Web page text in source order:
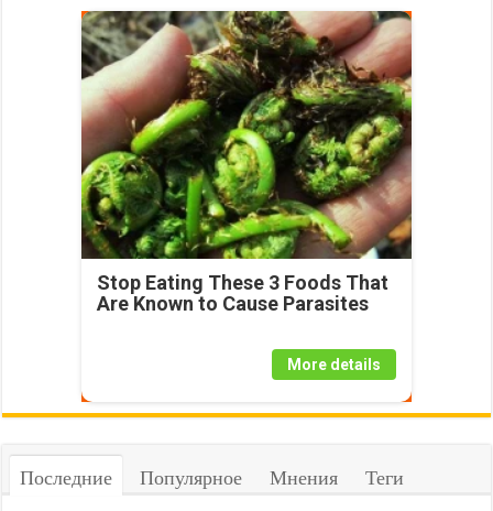
Stop Eating These 3 Foods That
Are Known to Cause Parasites
More details
Последние Популярное Мнения Теги